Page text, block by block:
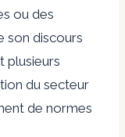
ou des
son discours
plusieurs
du secteur
de normes